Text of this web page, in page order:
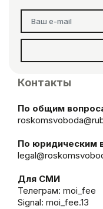
Контакты
По общим
По юридическим
Для СМИ
Телеграм: moi_fee
Signal: moi_fee.13